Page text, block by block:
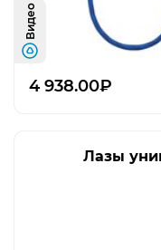
Видео
4 938.00₽
Лазы